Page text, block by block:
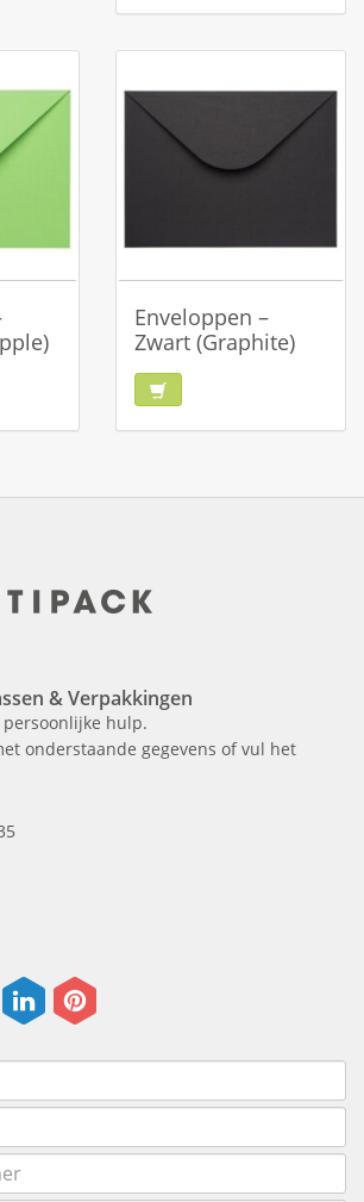
Enveloppen –
Zwart (Graphite)
& Verpakkingen
hulp.
onderstaande gegevens of vul het